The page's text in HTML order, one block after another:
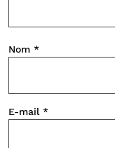
Nom *
E-mail *